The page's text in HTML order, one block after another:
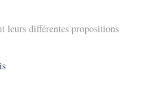
leurs différentes propositions